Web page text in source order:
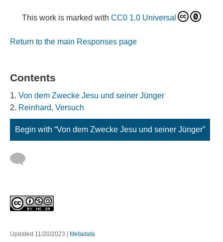
This work is marked with CC0 1.0 Universal
Return to the main Responses page
Contents
Von dem Zwecke Jesu und seiner Jünger
Reinhard, Versuch
Begin with “Von dem Zwecke Jesu und seiner Jünger”
Updated 11/20/2023 Metadata